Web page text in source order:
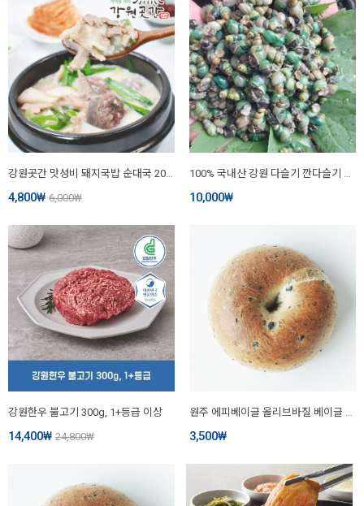
강원곳간 맛성비 돼지국밥 순대국 200g
4,800₩ 6,000₩
100% 국내산 강원 다슬기 깐다슬기 올갱이 생다슬기 냉동 [원산지:국산(강원도 홍천, 횡성 등)]
10,000₩
강원한우 불고기 300g, 1+등급 이상
14,400₩ 24,800₩ 3,500₩